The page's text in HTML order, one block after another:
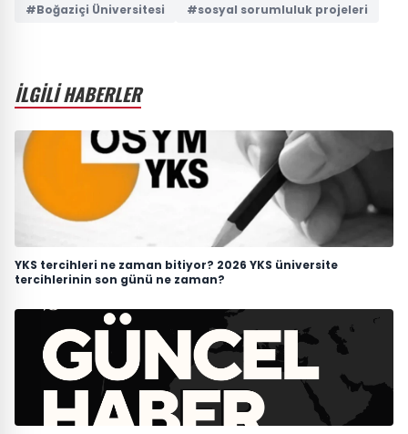
#Boğaziçi Üniversitesi
#sosyal sorumluluk projeleri
İLGİLİ HABERLER
YKS tercihleri ne zaman bitiyor? 2026 YKS üniversite
tercihlerinin son günü ne zaman?